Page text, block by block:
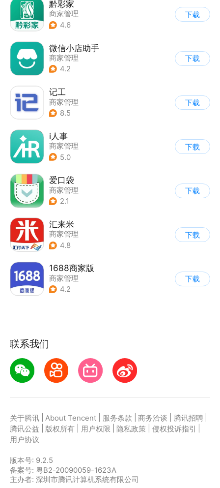
黔彩家
商家管理
4.6
下载
微信小店助手
商家管理
4.2
下载
记工
商家管理
8.5
下载
i人事
商家管理
5.0
下载
爱口袋
商家管理
2.1
下载
汇来米
商家管理
4.8
下载
1688商家版
商家管理
4.2
下载
联系我们
关于腾讯 About Tencent 服务条款 商务洽谈 腾讯招聘
腾讯公益
版权所有 用户权限 隐私政策 侵权投诉指引
用户协议
版本号: 9.2.5
备案号: 粤B2-20090059-1623A
主办者: 深圳市腾讯计算机系统有限公司